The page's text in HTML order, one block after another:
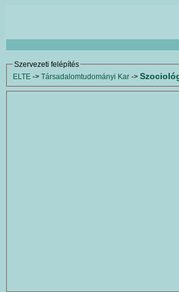
Szervezeti felépítés
ELTE -> Társadalomtudományi Kar ->